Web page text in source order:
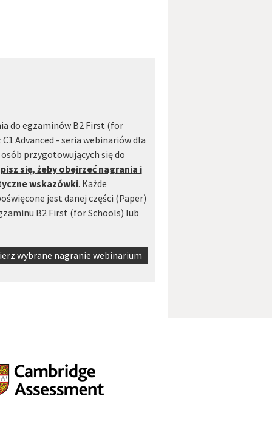
do egzaminów B2 First (for
Advanced - seria webinariów dla
przygotowujących się do
się, żeby obejrzeć nagrania i
wskazówki. Każde
jest danej części (Paper)
B2 First (for Schools) lub
wybrane nagranie webinarium